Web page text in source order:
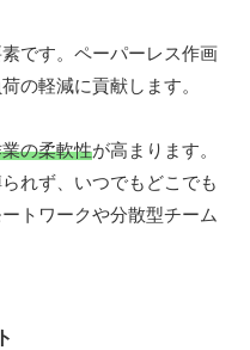
です。ペーパーレス作画
の軽減に貢献します。
の柔軟性が高まります。
れず、いつでもどこでも
トワークや分散型チーム